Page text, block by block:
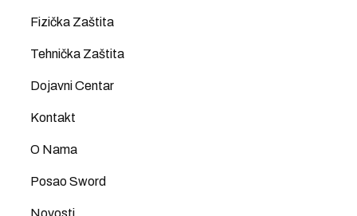
Fizička Zaštita
Tehnička Zaštita
Dojavni Centar
Kontakt
O Nama
Posao Sword